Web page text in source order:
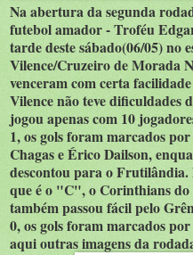
Na abertura da segunda
futebol amador - Troféu
tarde deste sábado(06/05) no
Vilence/Cruzeiro de Morada
venceram com certa
Vilence não teve dificuldades
jogou apenas com 10
1, os gols foram marcados
Chagas e Érico Dailson,
descontou para o Frutilândia.
que é o "C", o Corinthians
também passou fácil pelo
0, os gols foram marcados
aqui outras imagens da